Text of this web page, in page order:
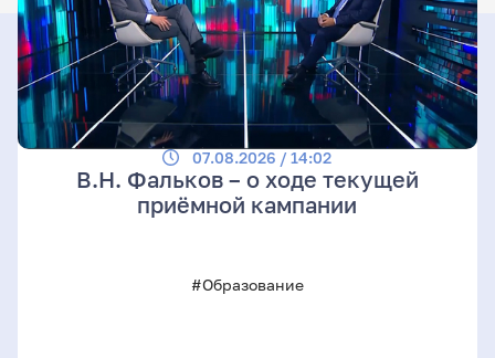
07.08.2026 / 14:02
В.Н. Фальков – о ходе текущей
приёмной кампании
#Образование